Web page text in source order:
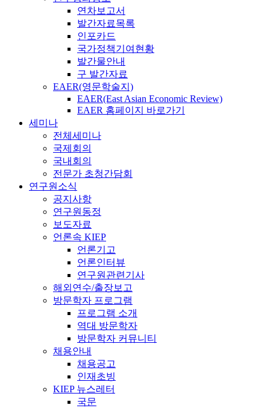
연차보고서
발간자료목록
인포카드
국가정책기여현황
발간물안내
구 발간자료
EAER(영문학술지)
EAER(East Asian Economic Review)
EAER 홈페이지 바로가기
세미나
전체세미나
국제회의
국내회의
전문가 초청간담회
연구원소식
공지사항
연구원동정
보도자료
언론속 KIEP
언론기고
언론인터뷰
연구원관련기사
해외연수/출장보고
방문학자 프로그램
프로그램 소개
역대 방문학자
방문학자 커뮤니티
채용안내
채용공고
인재초빙
KIEP 뉴스레터
국문